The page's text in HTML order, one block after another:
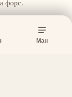
Ман
форс.